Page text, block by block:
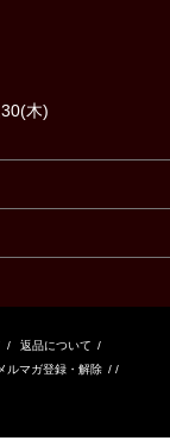
木)
/ 返品について /
メルマガ登録・解除 / /